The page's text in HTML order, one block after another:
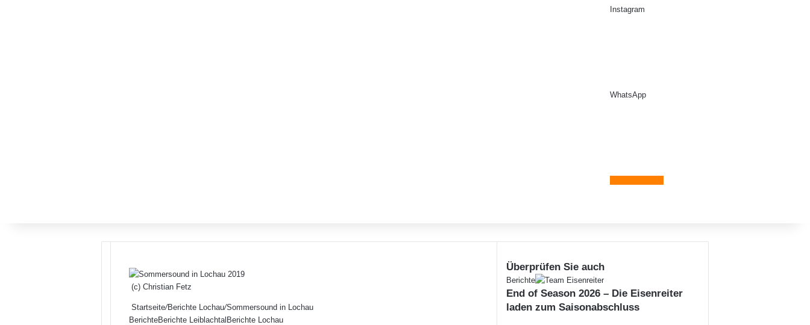
Instagram
WhatsApp
(c) Christian Fetz
Startseite/Berichte Lochau/Sommersound in Lochau
BerichteBerichte Leiblachtal Berichte Lochau
Überprüfen Sie auch
Schließen
Berichte
End of Season 2026 – Die Eisenreiter
laden zum Saisonabschluss